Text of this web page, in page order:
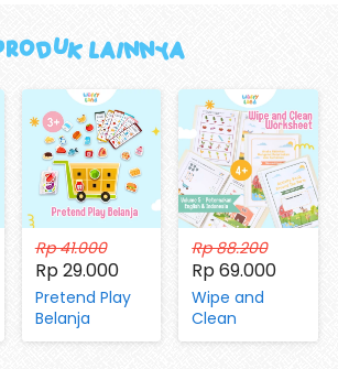
Lainnya
Rp 41.000
Rp 29.000
Pretend Play
Belanja
(dengan
Rp 88.200
Rp 69.000
Wipe and
Clean
Worksheet Vol